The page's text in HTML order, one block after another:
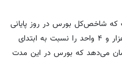
واحد، عددی است که شاخص‌کل بورس در روز پایانی
پاییز ثبت کرد. این عدد، رشدی در حدود ۸۹ هزار و ۴ واحد را نسبت به ابتدای
می‌دهد که بورس در این مدت